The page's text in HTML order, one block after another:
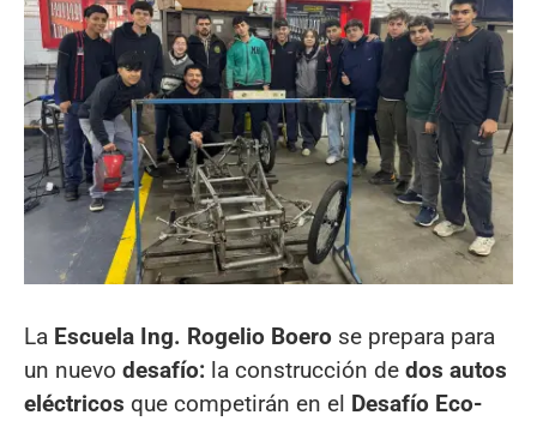
La Escuela Ing. Rogelio Boero se prepara para
un nuevo desafío: la construcción de dos autos
eléctricos que competirán en el Desafío Eco-